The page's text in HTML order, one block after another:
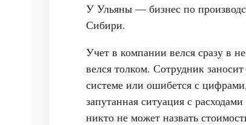
У Ульяны — бизнес по
Сибири.
Учет в компании велся сразу в
велся толком. Сотрудник
системе или ошибется с
запутанная ситуация с
никто не может назвать